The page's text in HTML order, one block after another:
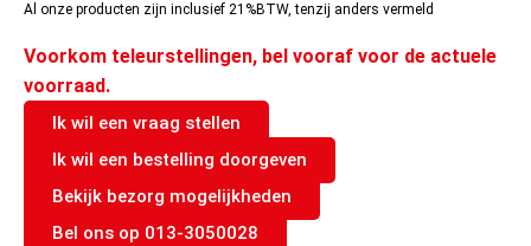
Al onze producten zijn inclusief 21%BTW, tenzij anders vermeld
Voorkom teleurstellingen, bel vooraf voor de actuele
voorraad.
Ik wil een vraag stellen
Ik wil een bestelling doorgeven
Bekijk bezorg mogelijkheden
Bel ons op 013-3050028